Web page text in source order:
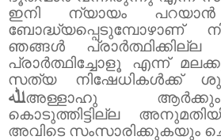
ഇനി ന്യായം പറയാൻ
ബോദ്ധ്യപ്പെടുമ്പോഴാണ്
ഞങ്ങൾ
പ്രാർത്ഥിച്ചോളൂ എന്ന്
സത്യ നിഷേധികൾക്ക്
ﷲഅള്ളാഹു
കൊടുത്തിട്ടില്ല
അവിടെ സംസാരിക്കുകയും